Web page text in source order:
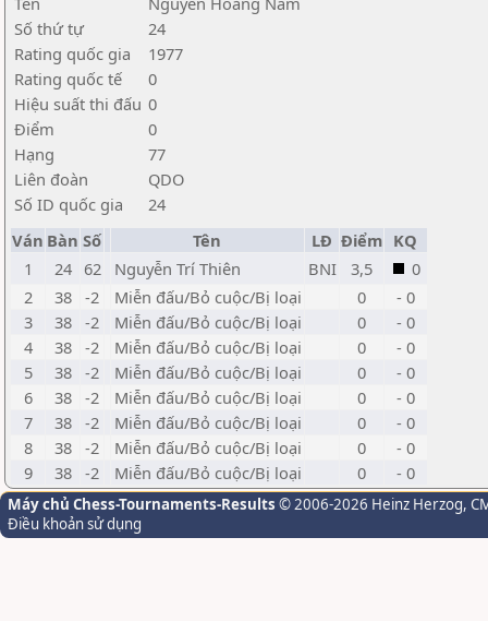
Số thứ tự
24
Rating quốc gia
1977
Rating quốc tế
0
Hiệu suất thi đấu 0
Điểm
0
Hạng
77
Liên đoàn
QDO
Số ID quốc gia
24
Ván Bàn Số Tên LĐ Điểm KQ
1
24 62 Nguyễn Trí Thiên BNI 3,5
0
2
38 -2 Miễn đấu/Bỏ cuộc/Bị loại 0
- 0
3
38 -2 Miễn đấu/Bỏ cuộc/Bị loại 0
- 0
4
38 -2 Miễn đấu/Bỏ cuộc/Bị loại 0
- 0
5
38 -2 Miễn đấu/Bỏ cuộc/Bị loại 0
- 0
6
38 -2 Miễn đấu/Bỏ cuộc/Bị loại 0
- 0
7
38 -2 Miễn đấu/Bỏ cuộc/Bị loại 0
- 0
8
38 -2 Miễn đấu/Bỏ cuộc/Bị loại 0
- 0
9
38 -2 Miễn đấu/Bỏ cuộc/Bị loại 0 - 0
Máy chủ Chess-Tournaments-Results © 2006-2026 Heinz Herzog,
Điều khoản sử dụng